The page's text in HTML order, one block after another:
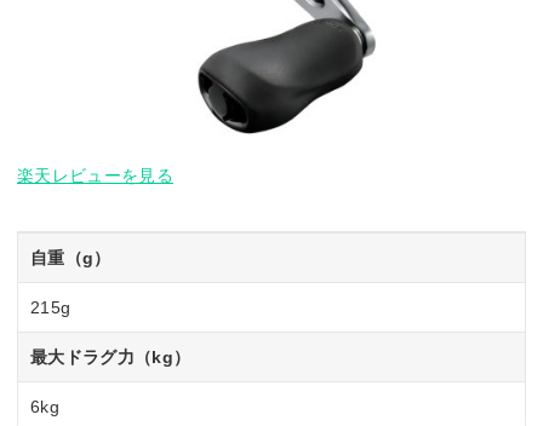
楽天レビューを見る
自重（g）
215g
最大ドラグ力（kg）
6kg